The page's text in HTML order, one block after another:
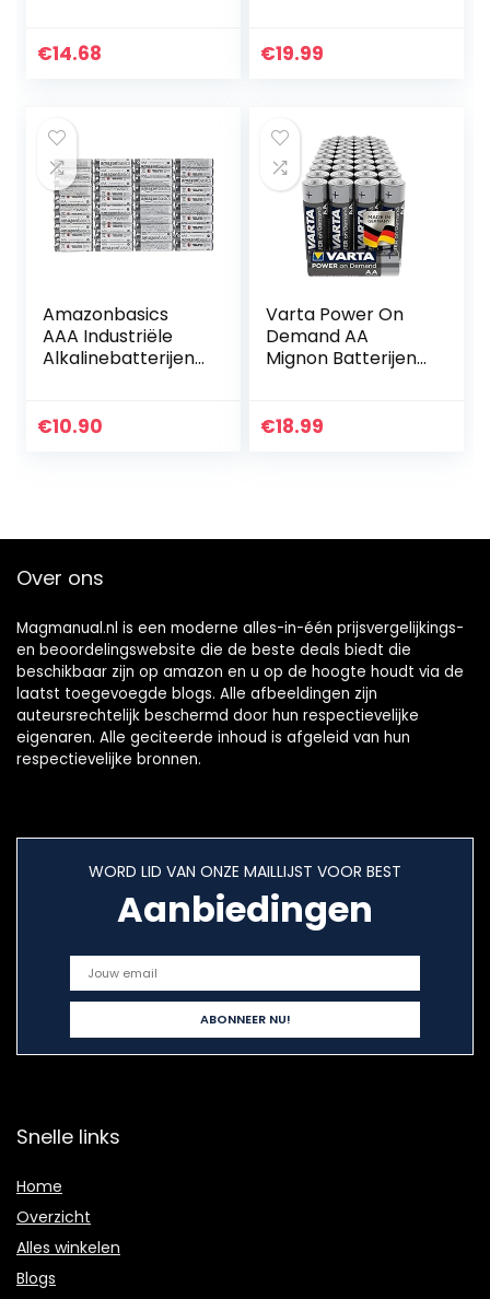
€14.68
exclusief]
€19.99
Amazonbasics
AAA Industriële
Alkalinebatterijen,
€10.90
Varta Power On
Demand AA
Mignon Batterijen
Flexibel En
€18.99
Over ons
Magmanual.nl is een moderne alles-in-één prijsvergelijkings-
en beoordelingswebsite die de beste deals biedt die
beschikbaar zijn op amazon en u op de hoogte houdt via de
laatst toegevoegde blogs. Alle afbeeldingen zijn
auteursrechtelijk beschermd door hun respectievelijke
eigenaren. Alle geciteerde inhoud is afgeleid van hun
respectievelijke bronnen.
WORD LID VAN ONZE MAILLIJST VOOR BEST
Aanbiedingen
Snelle links
Home
Overzicht
Alles winkelen
Blogs